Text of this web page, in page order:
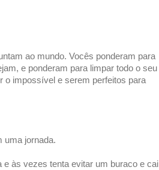
ao mundo. Vocês ponderam para
e ponderam para limpar todo o seu
o impossível e serem perfeitos para
uma jornada.
às vezes tenta evitar um buraco e cai